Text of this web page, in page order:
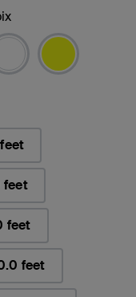
feet
feet
feet